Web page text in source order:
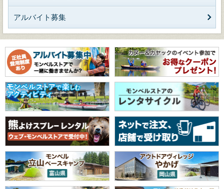
アルバイト募集